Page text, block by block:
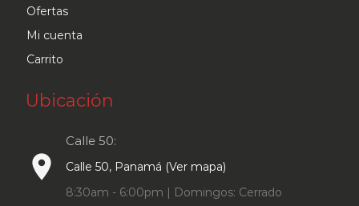
Ofertas
Mi cuenta
Carrito
Ubicación
place
Calle 50:
Calle 50, Panamá (Ver mapa)
8:30am - 6:00pm | Domingos: Cerrado